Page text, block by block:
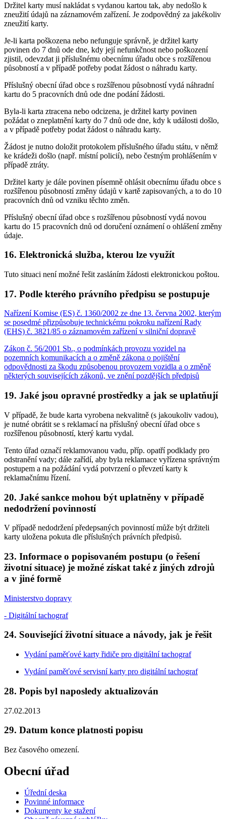
Držitel karty musí nakládat s vydanou kartou tak, aby nedošlo k
zneužití údajů na záznamovém zařízení. Je zodpovědný za jakékoliv
zneužití karty.
Je-li karta poškozena nebo nefunguje správně, je držitel karty
povinen do 7 dnů ode dne, kdy její nefunkčnost nebo poškození
zjistil, odevzdat ji příslušnému obecnímu úřadu obce s rozšířenou
působností a v případě potřeby podat žádost o náhradu karty.
Příslušný obecní úřad obce s rozšířenou působností vydá náhradní
kartu do 5 pracovních dnů ode dne podání žádosti.
Byla-li karta ztracena nebo odcizena, je držitel karty povinen
požádat o zneplatnění karty do 7 dnů ode dne, kdy k události došlo,
a v případě potřeby podat žádost o náhradu karty.
Žádost je nutno doložit protokolem příslušného úřadu státu, v němž
ke krádeži došlo (např. místní policií), nebo čestným prohlášením v
případě ztráty.
Držitel karty je dále povinen písemně ohlásit obecnímu úřadu obce s
rozšířenou působností změny údajů v kartě zapisovaných, a to do 10
pracovních dnů od vzniku těchto změn.
Příslušný obecní úřad obce s rozšířenou působností vydá novou
kartu do 15 pracovních dnů od doručení oznámení o ohlášení změny
údaje.
16. Elektronická služba, kterou lze využít
Tuto situaci není možné řešit zasláním žádosti elektronickou poštou.
17. Podle kterého právního předpisu se postupuje
Nařízení Komise (ES) č. 1360/2002 ze dne 13. června 2002, kterým
se posedmé přizpůsobuje technickému pokroku nařízení Rady
(EHS) č. 3821/85 o záznamovém zařízení v silniční dopravě
Zákon č. 56/2001 Sb., o podmínkách provozu vozidel na
pozemních komunikacích a o změně zákona o pojištění
odpovědnosti za škodu způsobenou provozem vozidla a o změně
některých souvisejících zákonů, ve znění pozdějších předpisů
19. Jaké jsou opravné prostředky a jak se uplatňují
V případě, že bude karta vyrobena nekvalitně (s jakoukoliv vadou),
je nutné obrátit se s reklamací na příslušný obecní úřad obce s
rozšířenou působností, který kartu vydal.
Tento úřad označí reklamovanou vadu, příp. opatří podklady pro
odstranění vady; dále zařídí, aby byla reklamace vyřízena správným
postupem a na požádání vydá potvrzení o převzetí karty k
reklamačnímu řízení.
20. Jaké sankce mohou být uplatněny v případě
nedodržení povinností
V případě nedodržení předepsaných povinností může být držiteli
karty uložena pokuta dle příslušných právních předpisů.
23. Informace o popisovaném postupu (o řešení
životní situace) je možné získat také z jiných zdrojů
a v jiné formě
Ministerstvo dopravy
- Digitální tachograf
24. Související životní situace a návody, jak je řešit
Vydání paměťové karty řidiče pro digitální tachograf
Vydání paměťové servisní karty pro digitální tachograf
28. Popis byl naposledy aktualizován
27.02.2013
29. Datum konce platnosti popisu
Bez časového omezení.
Obecní úřad
Úřední deska
Povinné informace
Dokumenty ke stažení